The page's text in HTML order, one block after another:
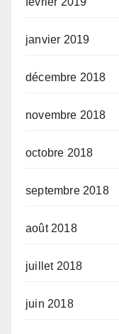
janvier 2019
décembre 2018
novembre 2018
octobre 2018
septembre 2018
août 2018
juillet 2018
juin 2018